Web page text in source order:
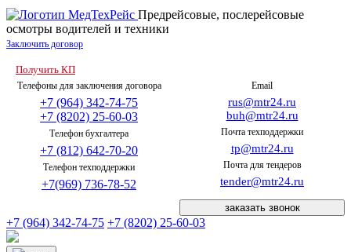
Предрейсовые, послерейсовые
осмотры водителей и техники
Заключить договор
Получить КП
Телефоны для заключения договора
+7 (964) 342-74-75
+7 (8202) 25-60-03
Телефон бухгалтера
+7 (812) 642-70-20
Телефон техподдержки
+7(969) 736-78-52
Email
rus@mtr24.ru
buh@mtr24.ru
Почта техподдержки
tp@mtr24.ru
Почта для тендеров
tender@mtr24.ru
заказать звонок
+7 (964) 342-74-75 +7 (8202) 25-60-03